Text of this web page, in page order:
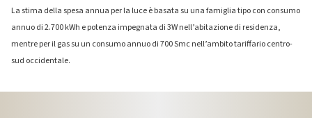
La stima della spesa annua per la luce è basata su una famiglia tipo con consumo
annuo di 2.700 kWh e potenza impegnata di 3W nell’abitazione di residenza,
mentre per il gas su un consumo annuo di 700 Smc nell’ambito tariffario centro-
sud occidentale.